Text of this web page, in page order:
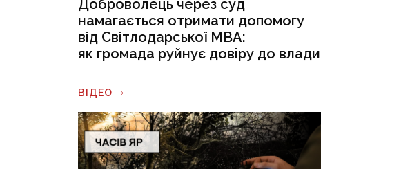
Доброволець через суд
намагається отримати допомогу
від Світлодарської МВА:
як громада руйнує довіру до влади
ВІДЕО